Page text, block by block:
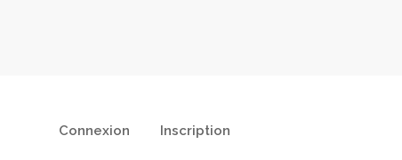
Connexion Inscription